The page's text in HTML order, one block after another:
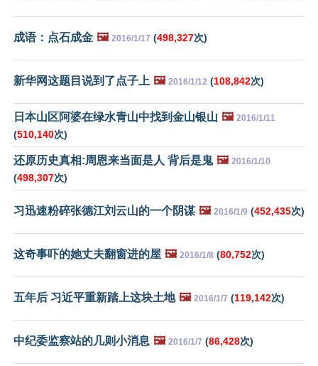
成语：点石成金 🖼️ 2016/1/17 (498,327次)
新华网这题目说到了点子上 🖼️ 2016/1/12 (108,842次)
日本山区阿婆在绿水青山中找到金山银山 🖼️ 2016/1/11
(510,140次)
还原历史真相:周恩来当面是人 背后是鬼 🖼️ 2016/1/10
(498,307次)
习迅速粉碎张德江刘云山的一个阴谋 🖼️ 2016/1/9 (452,435次)
这奇事吓的她丈夫翻窗进的屋 🖼️ 2016/1/8 (80,752次)
五年后 习近平重新踏上这块土地 🖼️ 2016/1/7 (119,142次)
中纪委监察站的几则小消息 🖼️ 2016/1/7 (86,428次)